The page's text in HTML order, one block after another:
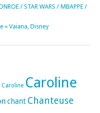
/ STAR WARS / MBAPPE /
» Vaiana, Disney
Caroline Caroline
chant Chanteuse